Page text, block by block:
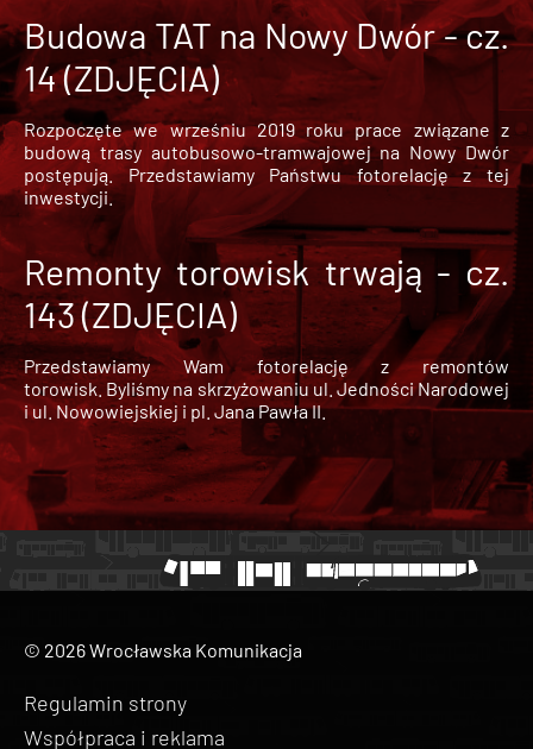
Budowa TAT na Nowy Dwór - cz.
14 (ZDJĘCIA)
Rozpoczęte we wrześniu 2019 roku prace związane z
budową trasy autobusowo-tramwajowej na Nowy Dwór
postępują. Przedstawiamy Państwu fotorelację z tej
inwestycji.
Remonty torowisk trwają - cz.
143 (ZDJĘCIA)
Przedstawiamy Wam fotorelację z remontów
torowisk. Byliśmy na skrzyżowaniu ul. Jedności Narodowej
i ul. Nowowiejskiej i pl. Jana Pawła II.
© 2026 Wrocławska Komunikacja
Regulamin strony
Współpraca i reklama